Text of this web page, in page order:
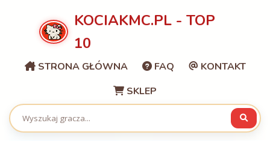
KOCIAKMC.PL - TOP
10
STRONA GŁÓWNA FAQ
KONTAKT
SKLEP